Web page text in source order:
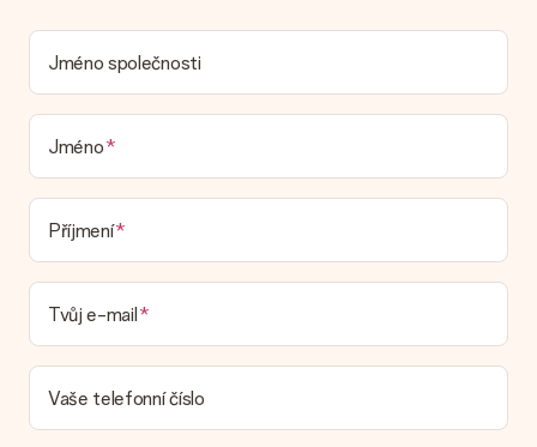
komu za toto krásné překvapení poděkovat.
Je můj dárek zabalený?
V současné době nemáme (ještě) službu dárkového balení,
která by zabalila váš dárek. Dárky dodáváme ve slavnostním
balení. To znamená, že váš dar je připraven být doručen nebo
Dodací lhůta, možnosti dodání a náklady na
doručení
Mohu si vybrat datum dodání?
Není možné zvolit konkrétní datum dodání.
Jaká je dodací lhůta a kdy dostávám dárek?
Dodací lhůtu naleznete na stránce produktu. Můžete věřit, že
náš dopravce vám dodá váš dárek.
Jméno společnosti
Jméno
Příjmení
Tvůj e-mail
Vaše telefonní číslo